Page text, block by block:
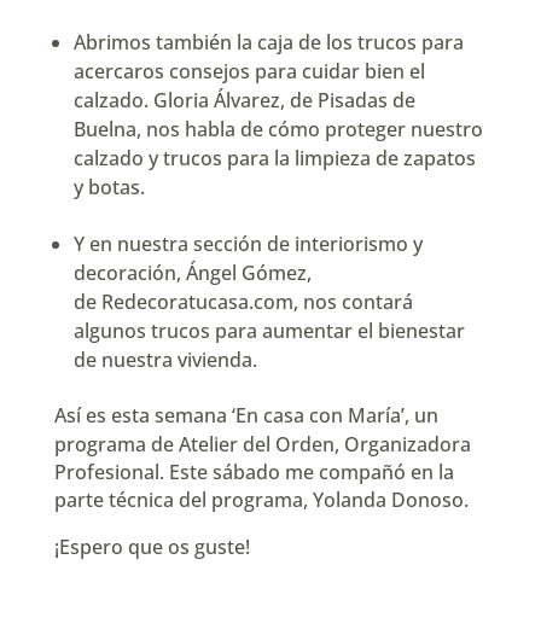
Abrimos también la caja de los trucos para
acercaros consejos para cuidar bien el
calzado. Gloria Álvarez, de Pisadas de
Buelna, nos habla de cómo proteger nuestro
calzado y trucos para la limpieza de zapatos
y botas.
Y en nuestra sección de interiorismo y
decoración, Ángel Gómez,
de Redecoratucasa.com, nos contará
algunos trucos para aumentar el bienestar
de nuestra vivienda.
Así es esta semana ‘En casa con María’, un
programa deAtelier del Orden, Organizadora
Profesional. Este sábado me compañó en la
parte técnica del programa, Yolanda Donoso.
¡Espero que os guste!